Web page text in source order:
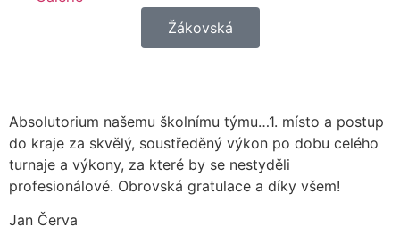
Žákovská
Absolutorium našemu školnímu týmu…1. místo a postup
do kraje za skvělý, soustředěný výkon po dobu celého
turnaje a výkony, za které by se nestyděli
profesionálové. Obrovská gratulace a díky všem!
Jan Červa